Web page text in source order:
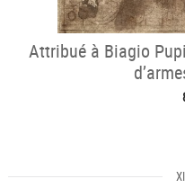
Attribué à Biagio